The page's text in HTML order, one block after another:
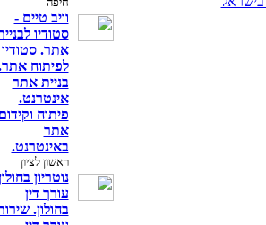
וויב טיים -
סטודיו
אתר. סטודיו
לפיתוח
בניית אתר
אינטרנט.
פיתוח וקידום
אתר
באינטרנט.
ראשון לציון
נוטריון
עורך דין
בחולון.